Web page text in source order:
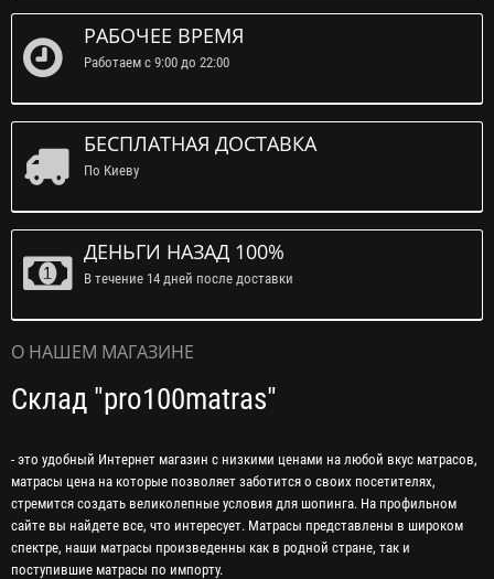
РАБОЧЕЕ ВРЕМЯ
Работаем с 9:00 до 22:00
БЕСПЛАТНАЯ ДОСТАВКА
По Киеву
ДЕНЬГИ НАЗАД 100%
В течение 14 дней после доставки
О НАШЕМ МАГАЗИНЕ
Склад "pro100matras"
- это удобный Интернет магазин с низкими ценами на любой вкус матрасов,
матрасы цена на которые позволяет заботится о своих посетителях,
стремится создать великолепные условия для шопинга. На профильном
сайте вы найдете все, что интересует. Матрасы представлены в широком
спектре, наши матрасы произведенны как в родной стране, так и
поступившие матрасы по импорту.